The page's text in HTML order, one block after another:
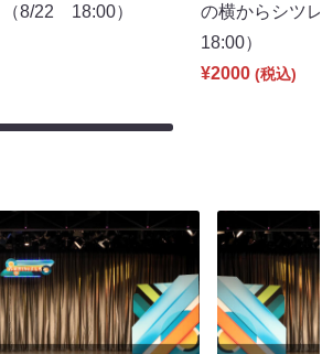
（8/22 18:00）
の横からシツ
18:00）
¥2000 (税込)